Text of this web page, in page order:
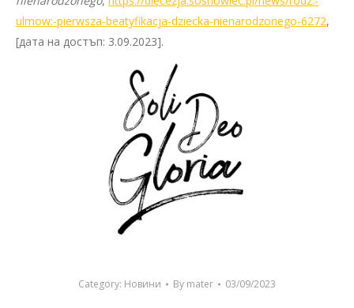
ulmow:-pierwsza-beatyfikacja-dziecka-nienarodzonego-6272,
[дата на достъп: 3.09.2023].
Category: Новини By mater 03/09/2023